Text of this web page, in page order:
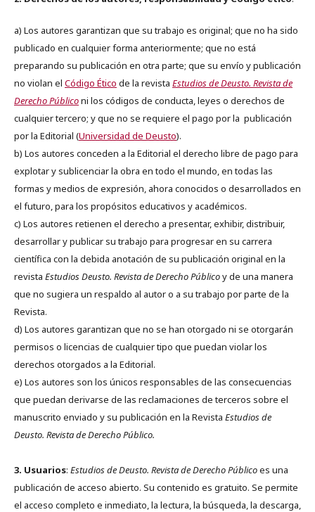
a) Los autores garantizan que su trabajo es original; que no ha sido
publicado en cualquier forma anteriormente; que no está
preparando su publicación en otra parte; que su envío y publicación
no violan el Código Ético de la revista Estudios de Deusto. Revista de
Derecho Públiconi los códigos de conducta, leyes o derechos de
cualquier tercero; y que no se requiere el pago por la publicación
por la Editorial (Universidad de Deusto).
b) Los autores conceden a la Editorial el derecho libre de pago para
explotar y sublicenciar la obra en todo el mundo, en todas las
formas y medios de expresión, ahora conocidos o desarrollados en
el futuro, para los propósitos educativos y académicos.
c) Los autores retienen el derecho a presentar, exhibir, distribuir,
desarrollar y publicar su trabajo para progresar en su carrera
científica con la debida anotación de su publicación original en la
revista Estudios Deusto. Revista de Derecho Públicoy de una manera
que no sugiera un respaldo al autor o a su trabajo por parte de la
Revista.
d) Los autores garantizan que no se han otorgado ni se otorgarán
permisos o licencias de cualquier tipo que puedan violar los
derechos otorgados a la Editorial.
e) Los autores son los únicos responsables de las consecuencias
que puedan derivarse de las reclamaciones de terceros sobre el
manuscrito enviado y su publicación en la Revista Estudios de
Deusto. Revista de Derecho Público.
3. Usuarios: Estudios de Deusto. Revista de Derecho Públicoes una
publicación de acceso abierto. Su contenido es gratuito. Se permite
el acceso completo e inmediato, la lectura, la búsqueda, la descarga,